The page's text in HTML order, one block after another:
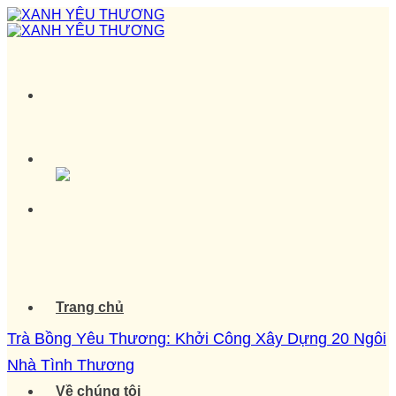
Skip
to
Trang chủ
Về chúng tôi
Trà Bồng Yêu Thương: Khởi Công Xây Dựng 20 Ngôi
Nhà Tình Thương